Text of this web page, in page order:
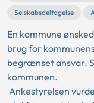
Selskabsdeltagelse
En kommune
brug for
begrænset ansvar.
kommunen.
Ankestyrelsen